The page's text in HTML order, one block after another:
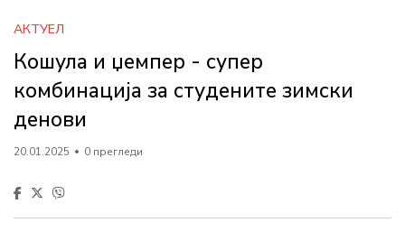
АКТУЕЛ
Кошула и џемпер - супер
комбинација за студените зимски
денови
20.01.2025 0 прегледи